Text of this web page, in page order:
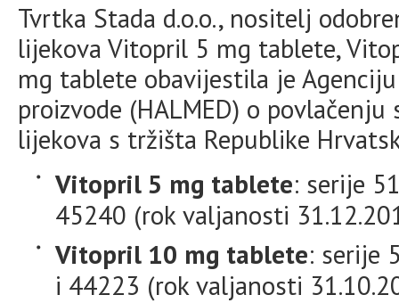
Tvrtka Stada d.o.o., nositelj
lijekova Vitopril 5 mg tablete,
mg tablete obavijestila je
proizvode (HALMED) o
lijekova s tržišta Republike
Vitopril 5 mg tablete: serije
45240 (rok valjanosti
Vitopril 10 mg tablete: serije
i 44223 (rok valjanosti